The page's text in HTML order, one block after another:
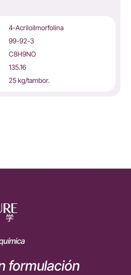
4-Acriloilmorfolina
99-92-3
C8H9NO
135.16
25 kg/tambor.
formulación